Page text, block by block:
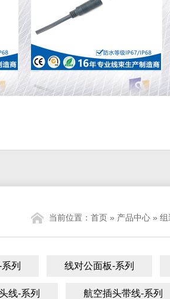
当前位置： 首页 » 产品中心 » 组
列 线对公面板-系列
线-系列 航空插头带线-系列